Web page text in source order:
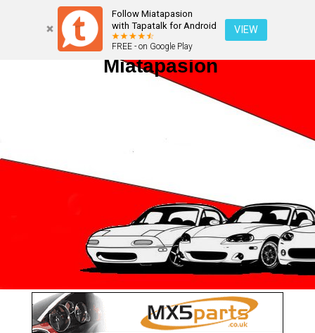
Follow Miatapasion
with Tapatalk for Android
FREE - on Google Play
VIEW
Miatapasion